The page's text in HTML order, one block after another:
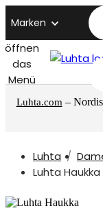
Marken
öffnen
das
Menü
Luhta.com –
Luhta
Luhta Haukka